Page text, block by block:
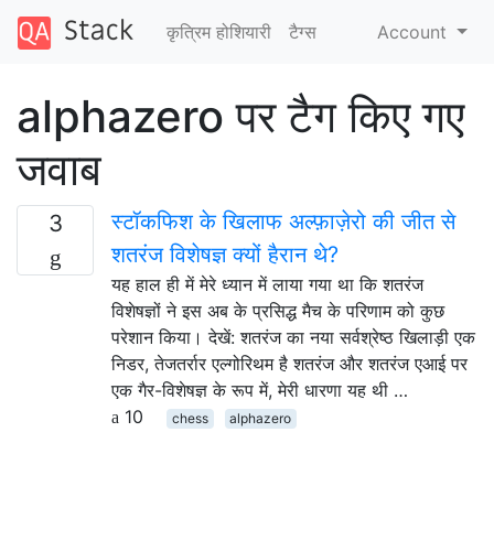
कृत्रिम होशियारी टैग्‍स Account
alphazero पर टैग किए गए
जवाब
3
स्टॉकफिश के खिलाफ अल्फ़ाज़ेरो की जीत से
शतरंज विशेषज्ञ क्यों हैरान थे?
यह हाल ही में मेरे ध्यान में लाया गया था कि शतरंज
विशेषज्ञों ने इस अब के प्रसिद्ध मैच के परिणाम को कुछ
परेशान किया। देखें: शतरंज का नया सर्वश्रेष्ठ खिलाड़ी एक
निडर, तेजतर्रार एल्गोरिथम है शतरंज और शतरंज एआई पर
एक गैर-विशेषज्ञ के रूप में, मेरी धारणा यह थी …
10
chess alphazero